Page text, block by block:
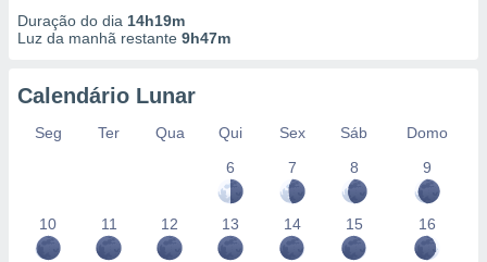
Duração do dia 14h19m
Luz da manhã restante 9h47m
Calendário Lunar
Seg Ter Qua Qui Sex Sáb
Domo
6
7 8 9
10 11 12 13 14 15 16